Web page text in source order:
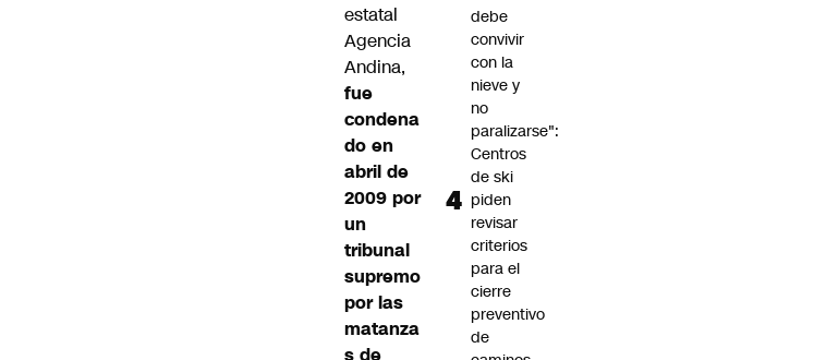
estatal
Agencia
Andina,
fue
condena
do en
abril de
2009 por
un
tribunal
supremo
por las
matanza
s de
debe
convivir
con la
nieve y
no
paralizarse":
Centros
de ski
piden
revisar
criterios
para el
cierre
preventivo
de